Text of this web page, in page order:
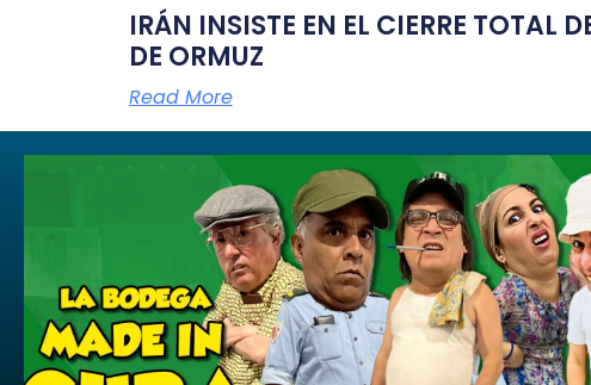
IRÁN INSISTE EN EL CIERRE TOTAL
DE ORMUZ
Read More